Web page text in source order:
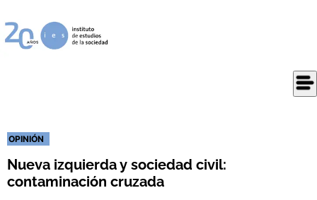
OPINIÓN
Nueva izquierda y sociedad civil:
contaminación cruzada